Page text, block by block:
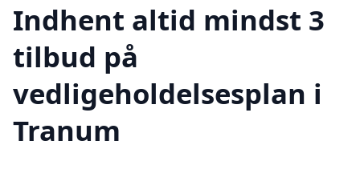
Indhent altid mindst 3
tilbud på
vedligeholdelsesplan i
Tranum